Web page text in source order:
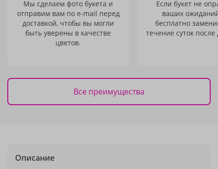
Мы сделаем фото букета и
отправим вам по e-mail перед
доставкой, чтобы вы могли
быть уверены в качестве
цветов.
Если букет не
ваших
бесплатно
течение суток после
Все преимущества
Описание